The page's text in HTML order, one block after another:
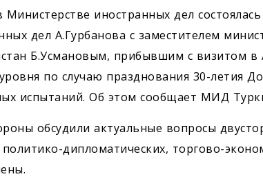
иностранных дел состоялась
дел А.Гурбанова с заместителем
Б.Усмановым, прибывшим с визитом в
по случаю празднования 30-летия
испытаний. Об этом сообщает МИД
обсудили актуальные вопросы
дипломатических, торгово-